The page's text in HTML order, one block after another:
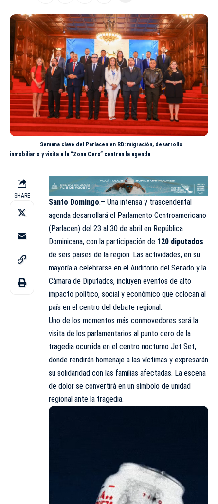
Semana clave del Parlacen en RD: migración, desarrollo
inmobiliario y visita a la “Zona Cero” centran la agenda
SHARE
Santo Domingo.– Una intensa y trascendental
agenda desarrollará el Parlamento Centroamericano
(Parlacen) del 23 al 30 de abril en República
Dominicana, con la participación de 120 diputados
de seis países de la región. Las actividades, en su
mayoría a celebrarse en el Auditorio del Senado y la
Cámara de Diputados, incluyen eventos de alto
impacto político, social y económico que colocan al
país en el centro del debate regional.
Uno de los momentos más conmovedores será la
visita de los parlamentarios al punto cero de la
tragedia ocurrida en el centro nocturno Jet Set,
donde rendirán homenaje a las víctimas y expresarán
su solidaridad con las familias afectadas. La escena
de dolor se convertirá en un símbolo de unidad
regional ante la tragedia.